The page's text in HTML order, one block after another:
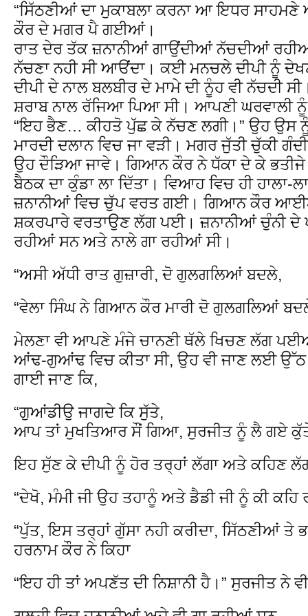
“ਸਿੱਠਣੀਆਂ ਦਾ ਮੁਕਾਬਲਾ ਕਰਨਾ ਆ ਇਧਰ
ਕੌਰ ਦੇ ਮਗਰ ਪੈ ਗਈਆਂ।
ਰਾਤ ਦੇਰ ਤੱਕ ਜ਼ਨਾਨੀਆਂ ਗਾਉਂਦੀਆਂ ਨੱਚਦੀਆਂ
ਨੱਚਣਾ ਨਹੀ ਸੀ ਆੳਂਦਾ। ਕਈ ਮਨਚਲੇ ਦੀਪੀ ਨੂੰ
ਦੀਪੀ ਦੇ ਨਾਲ ਬਲਬੀਰ ਦੇ ਮਾਮੇ ਦੀ ਨੂੰਹ ਵੀ ਨੱਚਦੀ
ਸ਼ਰਾਬ ਨਾਲ ਰੱਜਿਆ ਪਿਆ ਸੀ। ਆਪਣੀ ਘਰਵਾਲੀ
“ਇਹ ਭੈਣ… ਕੀਹਤੋ ਪੁੱਛ ਕੇ ਨੱਚਣ ਲਗੀ।” ਉਹ ਉਸ
ਮਾਰਦੀ ਦਲਾਨ ਵਿਚ ਜਾ ਵੜੀ। ਮਗਰ ਜੁੱਤੀ ਚੁੱਕੀ
ਉਹ ਦੌੜਿਆ ਜਾਵੇ। ਗਿਆਨ ਕੌਰ ਨੇ ਧੱਕਾ ਦੇ ਕੇ
ਬੈਠਕ ਦਾ ਕੁੰਡਾ ਲਾ ਦਿੱਤਾ। ਵਿਆਹ ਵਿਚ ਹੀ ਹਾਲਾ-
ਜ਼ਨਾਨੀਆਂ ਵਿਚ ਚੁੱਪ ਵਰਤ ਗਈ। ਗਿਆਨ ਕੌਰ
ਸ਼ਕਰਪਾਰੇ ਵਰਤਾਉਣ ਲੱਗ ਪਈ। ਜ਼ਨਾਨੀਆਂ ਚੁੰਨੀ
ਰਹੀਆਂ ਸਨ ਅਤੇ ਨਾਲੇ ਗਾ ਰਹੀਆਂ ਸੀ।
“ਅਸੀ ਅੱਧੀ ਰਾਤ ਗੁਜ਼ਾਰੀ, ਦੋ ਗੁਲਗਲਿਆਂ ਬਦਲੇ,
“ਵੇਲਾ ਸਿੰਘ ਨੇ ਗਿਆਨ ਕੌਰ ਮਾਰੀ ਦੋ ਗੁਲਗਲਿਆਂ
ਮੇਲਣਾ ਵੀ ਆਪਣੇ ਮੰਜੇ ਚਾਨਣੀ ਥੱਲੇ ਖਿਚਣ ਲੱਗ
ਆਂਢ-ਗੁਆਂਢ ਵਿਚ ਕੀਤਾ ਸੀ, ਉਹ ਵੀ ਜਾਣ ਲਈ
ਗਾਈ ਜਾਣ ਕਿ,
“ਗੁਆਂਡੀਉ ਜਾਗਦੇ ਕਿ ਸੁੱਤੇ,
ਆਪ ਤਾਂ ਮੁਖਤਿਆਰ ਸੌਂ ਗਿਆ, ਸੁਰਜੀਤ ਨੂੰ ਲੈ ਗਏ
ਇਹ ਸੁੱਣ ਕੇ ਦੀਪੀ ਨੂੰ ਹੋਰ ਤਰ੍ਹਾਂ ਲੱਗਾ ਅਤੇ ਕਹਿਣ
“ਦੇਖੋ, ਮੰਮੀ ਜੀ ਉਹ ਤਹਾਨੂੰ ਅਤੇ ਡੈਡੀ ਜੀ ਨੂੰ ਕੀ ਕਹਿ
“ਪੁੱਤ, ਇਸ ਤਰ੍ਹਾਂ ਗੁੱਸਾ ਨਹੀ ਕਰੀਦਾ, ਸਿੱਠਣੀਆਂ ਤੇ
ਹਰਨਾਮ ਕੌਰ ਨੇ ਕਿਹਾ
“ਇਹ ਹੀ ਤਾਂ ਅਪਣੱਤ ਦੀ ਨਿਸ਼ਾਨੀ ਹੈ।” ਸੁਰਜੀਤ ਨੇ